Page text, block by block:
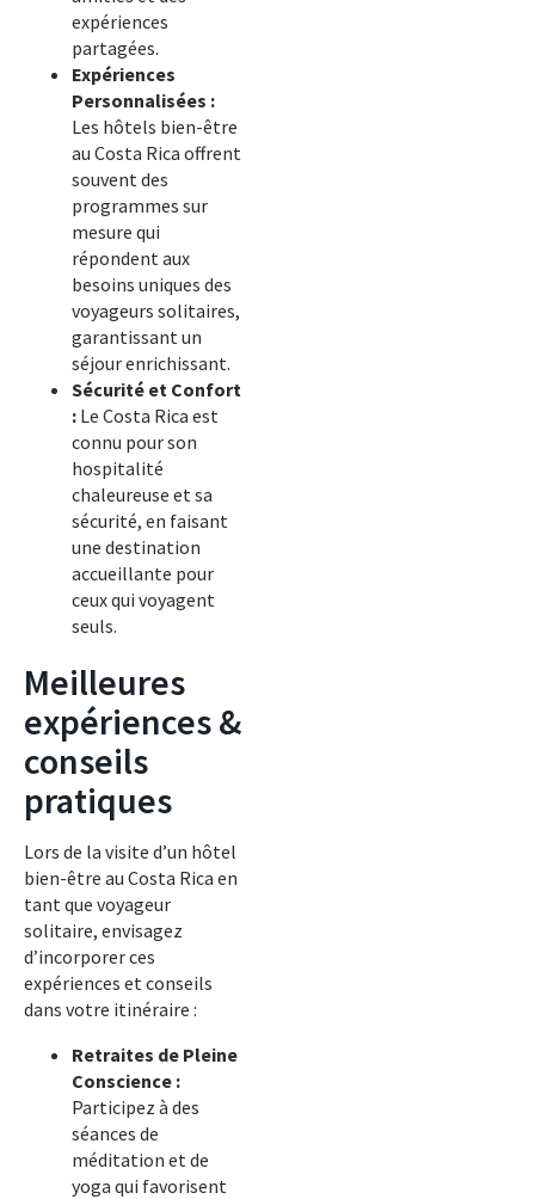
expériences
partagées.
Expériences
Personnalisées :
Les hôtels bien-être
au Costa Rica offrent
souvent des
programmes sur
mesure qui
répondent aux
besoins uniques des
voyageurs solitaires,
garantissant un
séjour enrichissant.
Sécurité et Confort
: Le Costa Rica est
connu pour son
hospitalité
chaleureuse et sa
sécurité, en faisant
une destination
accueillante pour
ceux qui voyagent
seuls.
Meilleures
expériences &
conseils
pratiques
Lors de la visite d’un hôtel
bien-être au Costa Rica en
tant que voyageur
solitaire, envisagez
d’incorporer ces
expériences et conseils
dans votre itinéraire :
Retraites de Pleine
Conscience :
Participez à des
séances de
méditation et de
yoga qui favorisent